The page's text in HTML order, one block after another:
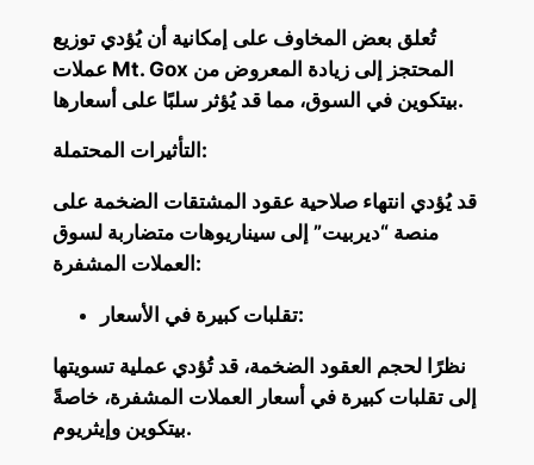
تُعلق بعض المخاوف على إمكانية أن يُؤدي توزيع
عملات Mt. Gox المحتجز إلى زيادة المعروض من
بيتكوين في السوق، مما قد يُؤثر سلبًا على أسعارها.
التأثيرات المحتملة:
قد يُؤدي انتهاء صلاحية عقود المشتقات الضخمة على
منصة “ديربيت” إلى سيناريوهات متضاربة لسوق
العملات المشفرة:
تقلبات كبيرة في الأسعار:
نظرًا لحجم العقود الضخمة، قد تُؤدي عملية تسويتها
إلى تقلبات كبيرة في أسعار العملات المشفرة، خاصةً
بيتكوين وإيثريوم.